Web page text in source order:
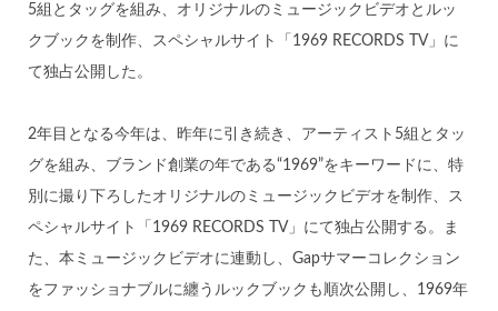
5組とタッグを組み、オリジナルのミュージックビデオとルッ
クブックを制作、スペシャルサイト「1969 RECORDS TV」に
て独占公開した。
2年目となる今年は、昨年に引き続き、アーティスト5組とタッ
グを組み、ブランド創業の年である“1969”をキーワードに、特
別に撮り下ろしたオリジナルのミュージックビデオを制作、ス
ペシャルサイト「1969 RECORDS TV」にて独占公開する。ま
た、本ミュージックビデオに連動し、Gapサマーコレクション
をファッショナブルに纏うルックブックも順次公開し、1969年